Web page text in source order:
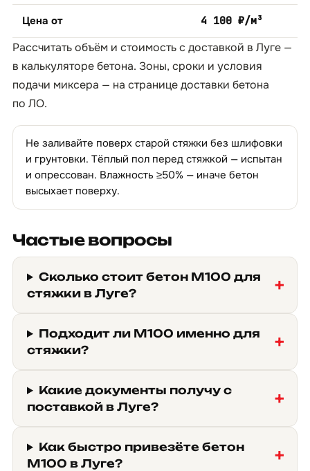
Цена от 4 100 ₽/м³
Рассчитать объём и стоимость с доставкой в Луге —
в калькуляторе бетона. Зоны, сроки и условия
подачи миксера — на страницедоставки бетона
по ЛО.
Не заливайте поверх старой стяжки без шлифовки
и грунтовки. Тёплый пол перед стяжкой — испытан
и опрессован. Влажность ≥50% — иначе бетон
высыхает поверху.
Частые вопросы
Сколько стоит бетон М100 для
стяжки в Луге?
Подходит ли М100 именно для
стяжки?
Какие документы получу с
поставкой в Луге?
Как быстро привезёте бетон
М100 в Луге?